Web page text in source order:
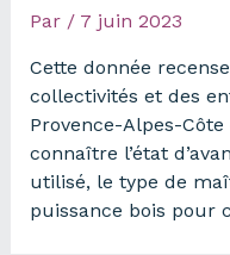
Par / 7 juin 2023
Cette donnée
collectivités et des
Provence-Alpes-
connaître l’état
utilisé, le type de
puissance bois pour